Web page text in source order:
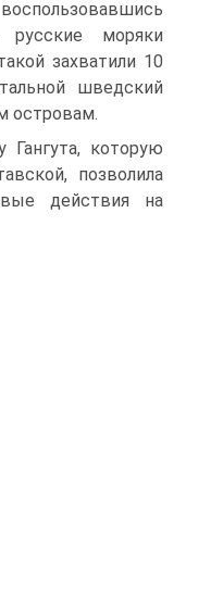
рус­ские моряки
захватили 10
шведский
островам.
которую
позволила
дей­ствия на